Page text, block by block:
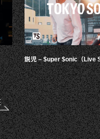
鋭児 – $uper $onic（Live